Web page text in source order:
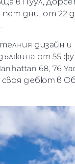
в Пуул,
дни, от 22 до
дизайн
от 55
68, 76
своя дебют в